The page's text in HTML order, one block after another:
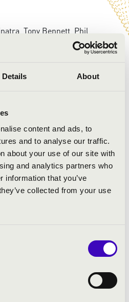
Details About
content and ads, to
and to analyse our traffic.
about your use of our site with
and analytics partners who
information that you’ve
collected from your use
Tony Bennett, Phil
Cannonball Adderley